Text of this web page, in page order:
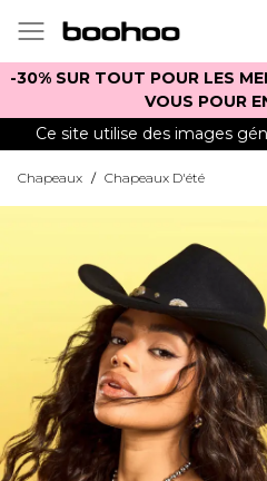
-30% SUR TOUT POUR LES
VOUS POUR
Ce site utilise des images
Chapeaux / Chapeaux D'été